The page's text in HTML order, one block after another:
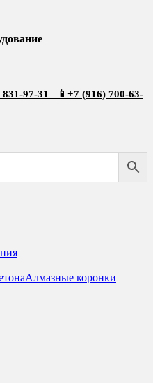
831-97-31 📱 +7 (916) 700-63-
Алмазные коронки